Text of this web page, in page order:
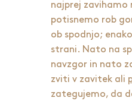
najprej zavihamo
potisnemo rob
ob spodnjo;
strani. Nato na
navzgor in nato
zviti v zavitek ali
zategujemo, da